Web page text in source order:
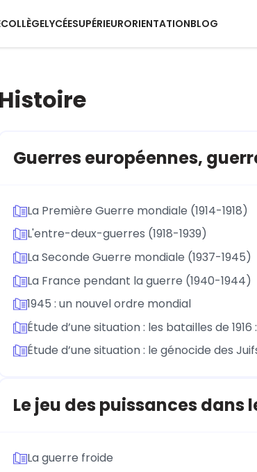
COLLÈGELYCÉESUPÉRIEURORIENTATIONBLOG
Histoire
Guerres européennes,
La Première Guerre mondiale (1914-1918)
L'entre-deux-guerres (1918-1939)
La Seconde Guerre mondiale (1937-1945)
La France pendant la guerre (1940-1944)
1945 : un nouvel ordre mondial
Étude d’une situation : les batailles de
Étude d’une situation : le génocide des
Le jeu des puissances
La guerre froide